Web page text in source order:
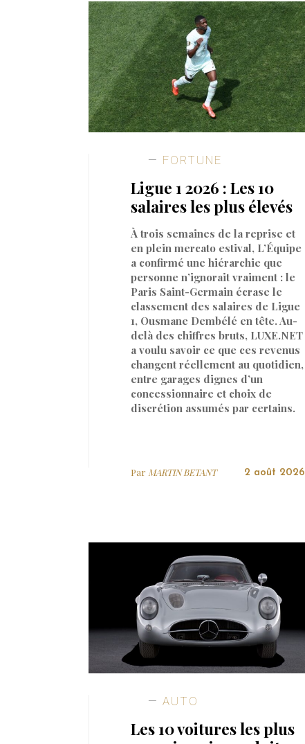
FORTUNE
Ligue 1 2026 : Les 10
salaires les plus élevés
À trois semaines de la reprise et
en plein mercato estival, L’Équipe
a confirmé une hiérarchie que
personne n’ignorait vraiment : le
Paris Saint-Germain écrase le
classement des salaires de Ligue
1, Ousmane Dembélé en tête. Au-
delà des chiffres bruts, LUXE.NET
a voulu savoir ce que ces revenus
changent réellement au quotidien,
entre garages dignes d’un
concessionnaire et choix de
discrétion assumés par certains.
Par MARTIN BETANT 2 août 2026
AUTO
Les 10 voitures les plus